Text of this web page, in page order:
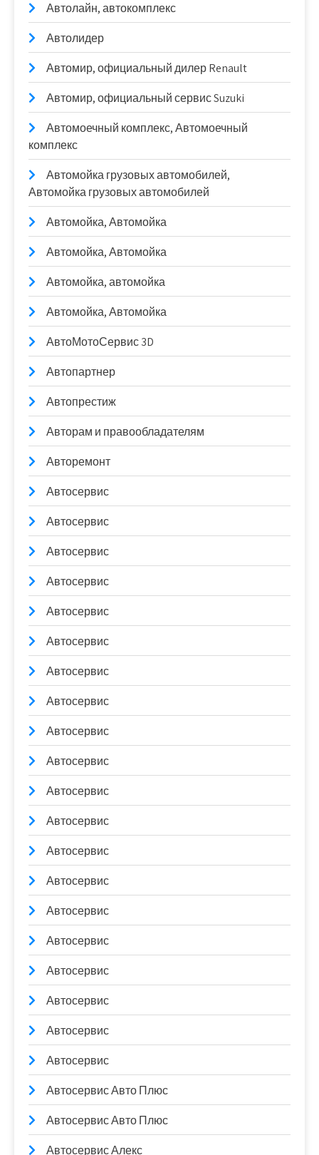
Автолайн, автокомплекс
Автолидер
Автомир, официальный дилер Renault
Автомир, официальный сервис Suzuki
Автомоечный комплекс, Автомоечный
комплекс
Автомойка грузовых автомобилей,
Автомойка грузовых автомобилей
Автомойка, Автомойка
Автомойка, Автомойка
Автомойка, автомойка
Автомойка, Автомойка
АвтоМотоСервис 3D
Автопартнер
Автопрестиж
Авторам и правообладателям
Авторемонт
Автосервис
Автосервис
Автосервис
Автосервис
Автосервис
Автосервис
Автосервис
Автосервис
Автосервис
Автосервис
Автосервис
Автосервис
Автосервис
Автосервис
Автосервис
Автосервис
Автосервис
Автосервис
Автосервис
Автосервис
Автосервис Авто Плюс
Автосервис Авто Плюс
Автосервис Алекс